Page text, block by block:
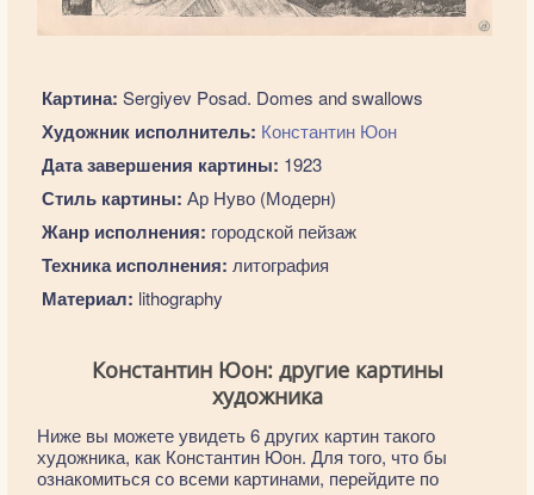
Картина: Sergiyev Posad. Domes and swallows
Художник исполнитель: Константин Юон
Дата завершения картины: 1923
Стиль картины: Ар Нуво (Модерн)
Жанр исполнения: городской пейзаж
Техника исполнения: литография
Материал: lithography
Константин Юон: другие картины
художника
Ниже вы можете увидеть 6 других картин такого
художника, как Константин Юон. Для того, что бы
ознакомиться со всеми картинами, перейдите по